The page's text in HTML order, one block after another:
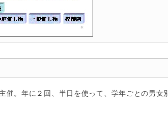
。年に２回、半日を使って、学年ごとの男女